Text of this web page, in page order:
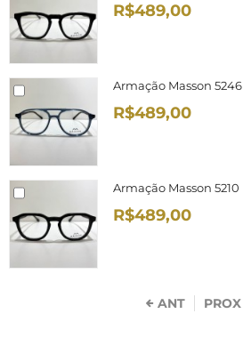
R$489,00
Armação Masson 5246
R$489,00
Armação Masson 5210
R$489,00
ANT PROX